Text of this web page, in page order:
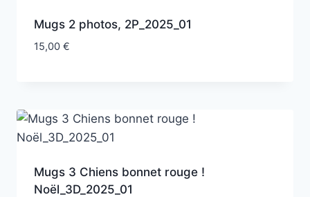
Mugs 2 photos, 2P_2025_01
15,00 €
Mugs 3 Chiens bonnet rouge !
Noël_3D_2025_01